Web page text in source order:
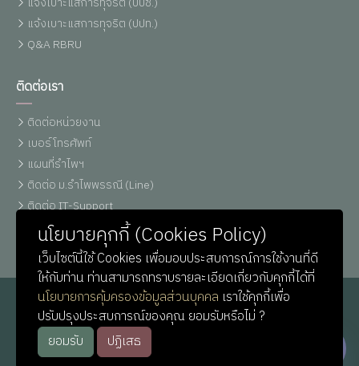
แจ้งเบาะแสการทุจริต (ปปท.)
Q&A RBRU
ติดต่อเรา
ติดต่อหน่วยงาน
เบอร์โทรศัพท์
แผนที่รำไพฯ
ติดต่อ ม.รำไพพรรณี (Line)
ติดต่อ IT-Support
หน่วยประชาสัมพันธ์
© Copyright Rambhai Barni Rajabhat University
นโยบายคุกกี้ (Cookies Policy)
เว็บไซต์นี้ใช้ Cookies เพื่อมอบประสบการณ์การใช้งานที่ดี
ให้กับท่าน ท่านสามารถทราบรายละเอียดเกี่ยวกับคุกกี้ได้ที่
นโยบายการคุ้มครองข้อมูลส่วนบุคคล เราใช้คุกกี้เพื่อ
ปรับปรุงประสบการณ์ของคุณ ยอมรับหรือไม่ ?
ยอมรับ
ปฏิเสธ